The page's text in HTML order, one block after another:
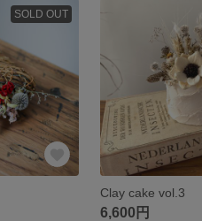
SOLD OUT
Clay cake vol.3
6,600円